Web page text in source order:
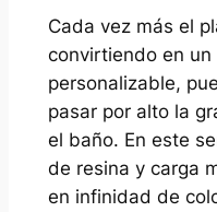
Cada vez más el
convirtiendo en
personalizable,
pasar por alto la
el baño. En este
de resina y carga
en infinidad de